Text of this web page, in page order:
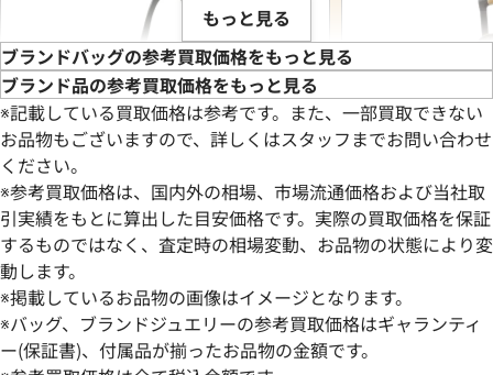
ルイ・ヴィトン ロックミーカバ トートバ
ッグ M42289
ルイ・ヴィトン
スーツケース トラ
もっと見る
ブランドバッグの参考買取価格をもっと見る
ブランド品の参考買取価格をもっと見る
※記載している買取価格は参考です。また、一部買取できない
お品物もございますので、詳しくはスタッフまでお問い合わせ
ください。
※参考買取価格は、国内外の相場、市場流通価格および当社取
引実績をもとに算出した目安価格です。実際の買取価格を保証
するものではなく、査定時の相場変動、お品物の状態により変
動します。
※掲載しているお品物の画像はイメージとなります。
※バッグ、ブランドジュエリーの参考買取価格はギャランティ
ー(保証書)、付属品が揃ったお品物の金額です。